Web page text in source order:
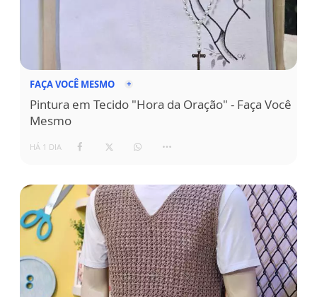
FAÇA VOCÊ MESMO
Pintura em Tecido "Hora da Oração" - Faça Você
Mesmo
HÁ 1 DIA